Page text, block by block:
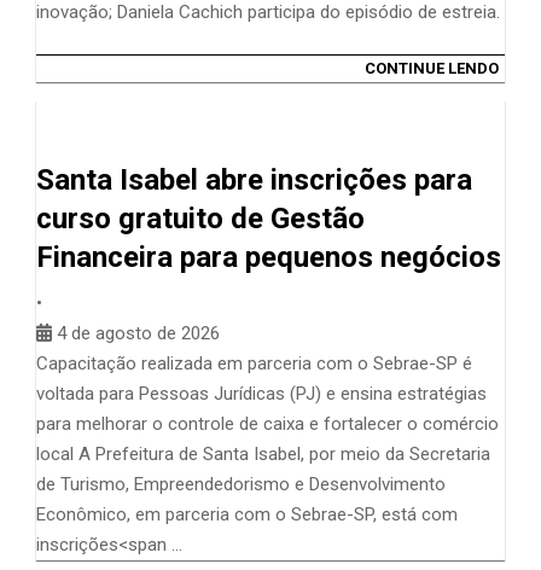
inovação; Daniela Cachich participa do episódio de estreia.
CONTINUE LENDO
Santa Isabel abre inscrições para
curso gratuito de Gestão
Financeira para pequenos negócios
•
4 de agosto de 2026
Capacitação realizada em parceria com o Sebrae-SP é
voltada para Pessoas Jurídicas (PJ) e ensina estratégias
para melhorar o controle de caixa e fortalecer o comércio
local A Prefeitura de Santa Isabel, por meio da Secretaria
de Turismo, Empreendedorismo e Desenvolvimento
Econômico, em parceria com o Sebrae-SP, está com
inscrições<span …